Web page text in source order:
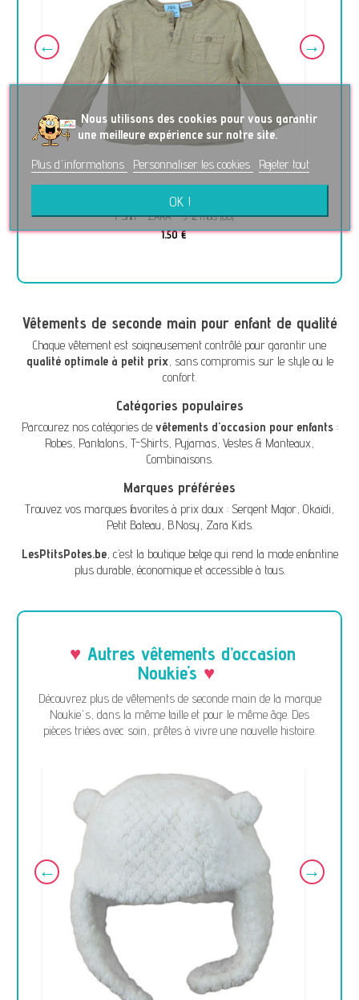
T-Shirt - ZARA - 9-12 mois (80)
1,50 €
Vêtements de seconde main pour enfant de qualité
Chaque vêtement est soigneusement contrôlé pour garantir une
qualité optimale à petit prix, sans compromis sur le style ou le
confort.
Catégories populaires
Parcourez nos catégories de vêtements d'occasion pour enfants:
Robes, Pantalons, T-Shirts, Pyjamas, Vestes & Manteaux,
Combinaisons.
Marques préférées
Trouvez vos marques favorites à prix doux : Sergent Major, Okaïdi,
Petit Bateau, B.Nosy, Zara Kids.
LesPtitsPotes.be, c’est la boutique belge qui rend la mode enfantine
plus durable, économique et accessible à tous.
Autres vêtements d’occasion
Noukie's
Découvrez plus de vêtements de seconde main de la marque
Noukie's, dans la même taille et pour le même âge. Des
pièces triées avec soin, prêtes à vivre une nouvelle histoire.
Nous utilisons des cookies pour vous garantir
une meilleure expérience sur notre site.
Plus d'informations
Personnaliser les cookies Rejeter tout
OK !